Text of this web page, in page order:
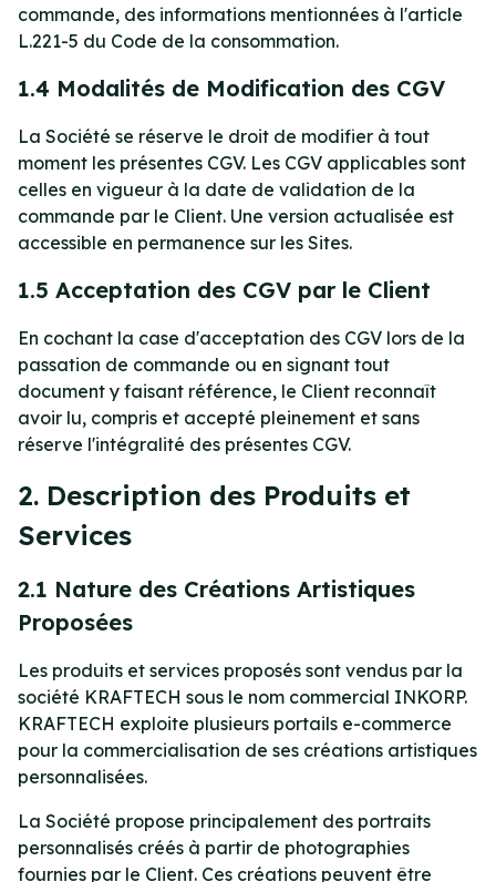
commande, des informations mentionnées à l'article
L.221-5 du Code de la consommation.
1.4 Modalités de Modification des CGV
La Société se réserve le droit de modifier à tout
moment les présentes CGV. Les CGV applicables sont
celles en vigueur à la date de validation de la
commande par le Client. Une version actualisée est
accessible en permanence sur les Sites.
1.5 Acceptation des CGV par le Client
En cochant la case d'acceptation des CGV lors de la
passation de commande ou en signant tout
document y faisant référence, le Client reconnaît
avoir lu, compris et accepté pleinement et sans
réserve l'intégralité des présentes CGV.
2. Description des Produits et
Services
2.1 Nature des Créations Artistiques
Proposées
Les produits et services proposés sont vendus par la
société KRAFTECH sous le nom commercial INKORP.
KRAFTECH exploite plusieurs portails e-commerce
pour la commercialisation de ses créations artistiques
personnalisées.
La Société propose principalement des portraits
personnalisés créés à partir de photographies
fournies par le Client. Ces créations peuvent être